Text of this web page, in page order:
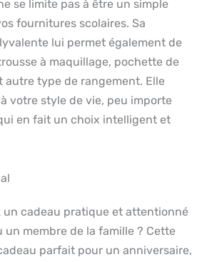
se limite pas à être un simple
fournitures scolaires. Sa
lui permet également de
à maquillage, pochette de
autre type de rangement. Elle
votre style de vie, peu importe
en fait un choix intelligent et
un cadeau pratique et attentionné
un membre de la famille ? Cette
parfait pour un anniversaire,